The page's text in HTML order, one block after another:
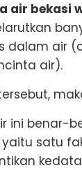
air bekasi
dalam air
air).
ini benar-
yaitu satu